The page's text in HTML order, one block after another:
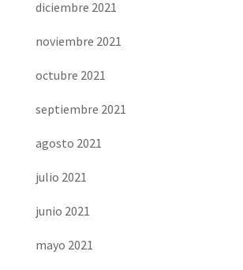
diciembre 2021
noviembre 2021
octubre 2021
septiembre 2021
agosto 2021
julio 2021
junio 2021
mayo 2021